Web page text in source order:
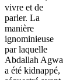
vivre et de
parler. La
manière
ignominieuse
par laquelle
Abdallah Agwa
a été kidnappé,